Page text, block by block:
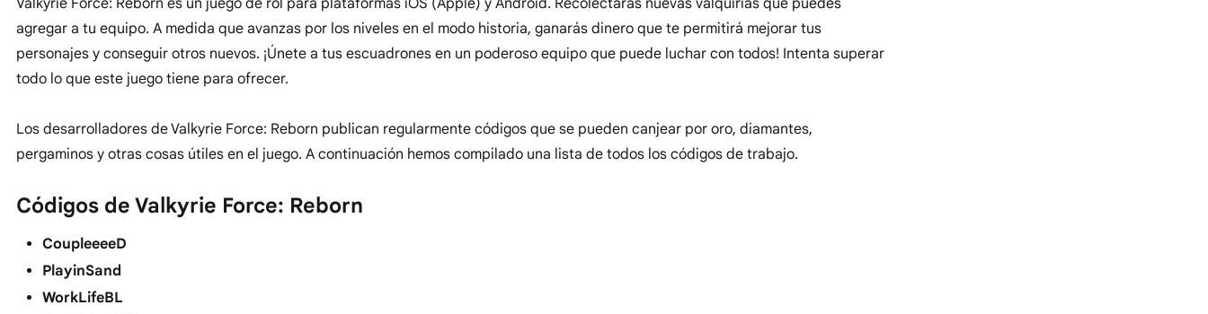
agregar a tu equipo. A medida que avanzas por los niveles en el modo historia, ganarás dinero que te permitirá mejorar tus
personajes y conseguir otros nuevos. ¡Únete a tus escuadrones en un poderoso equipo que puede luchar con todos! Intenta superar
todo lo que este juego tiene para ofrecer.
Los desarrolladores de Valkyrie Force: Reborn publican regularmente códigos que se pueden canjear por oro, diamantes,
pergaminos y otras cosas útiles en el juego. A continuación hemos compilado una lista de todos los códigos de trabajo.
Códigos de Valkyrie Force: Reborn
CoupleeeeD
PlayinSand
WorkLifeBL